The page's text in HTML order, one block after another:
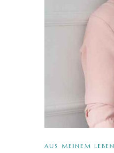
AUS MEINEM LEBEN